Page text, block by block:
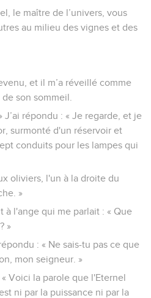
le maître de l’univers, vous
au milieu des vignes et des
et il m’a réveillé comme
son sommeil.
J’ai répondu : « Je regarde, et je
surmonté d'un réservoir et
conduits pour les lampes qui
oliviers, l'un à la droite du
»
à l'ange qui me parlait : « Que
»
: « Ne sais-tu pas ce que
mon seigneur. »
Voici la parole que l'Eternel
ni par la puissance ni par la